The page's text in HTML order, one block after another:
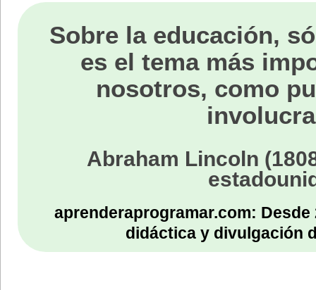
Sobre la educación,
es el tema más
nosotros, como
Abraham Lincoln
aprenderaprogramar.com:
didáctica y divulgación